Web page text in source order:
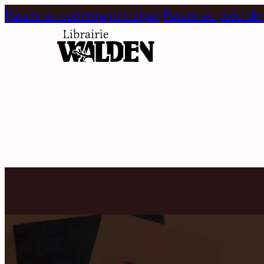
Passer au contenu principal Passer au pied de